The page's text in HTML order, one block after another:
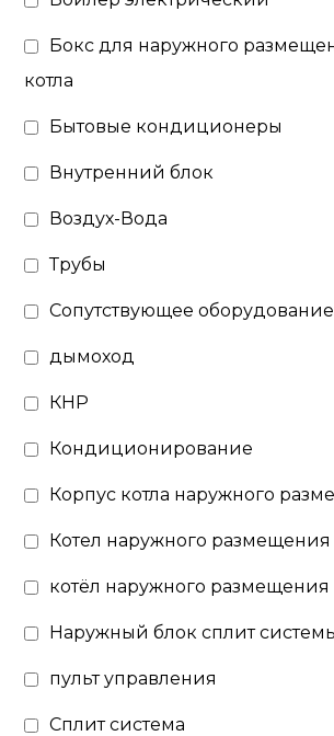
Бокс для наружного
котла
Бытовые кондиционеры
Внутренний блок
Воздух-Вода
Трубы
Сопутствующее оборудование
дымоход
КНР
Кондиционирование
Корпус котла наружного
Котел наружного размещения
котёл наружного размещения
Наружный блок сплит
пульт управления
Сплит система